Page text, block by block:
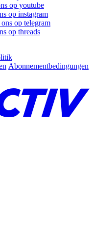
op youtube
op instagram
op telegram
op threads
Abonnementbedingungen